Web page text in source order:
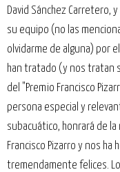
David Sánchez Carretero,
su equipo (no las
olvidarme de alguna) por
han tratado (y nos tratan
del "Premio Francisco
persona especial y
subacuático, honrará de
Francisco Pizarro y nos ha
tremendamente felices. Lo